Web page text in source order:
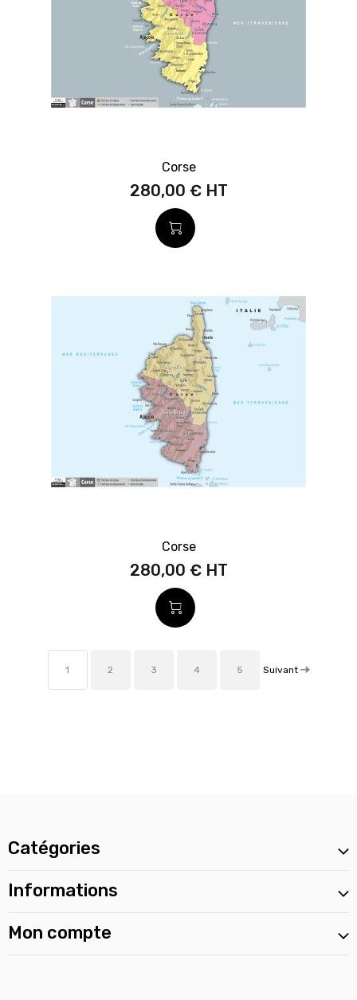
Corse
280,00 €
Corse
280,00 €
1 2 3 4 5 Suivant
Catégories
Informations
Mon compte